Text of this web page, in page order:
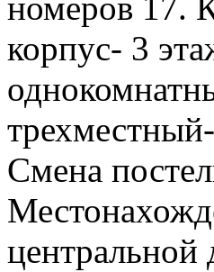
номеров 17.
корпус- 3
Смена
центральной